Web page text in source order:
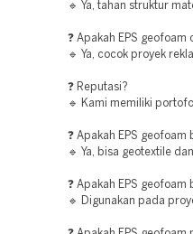
🔹 Ya, tahan struktur
❓ Apakah EPS
🔹 Ya, cocok proyek
❓ Reputasi?
🔹 Kami memiliki
❓ Apakah EPS
🔹 Ya, bisa geotextile
❓ Apakah EPS
🔹 Digunakan pada